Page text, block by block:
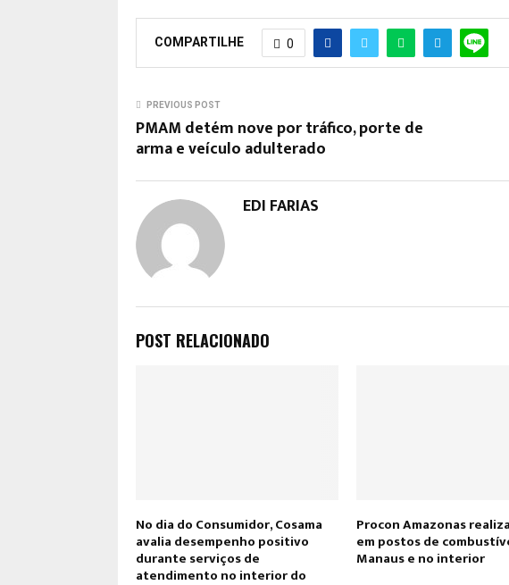
COMPARTILHE 0
PREVIOUS POST
PMAM detém nove por tráfico, porte de
arma e veículo adulterado
EDI FARIAS
POST RELACIONADO
No dia do Consumidor, Cosama
avalia desempenho positivo
durante serviços de
atendimento no interior do
Procon Amazonas
em postos de
Manaus e no interior